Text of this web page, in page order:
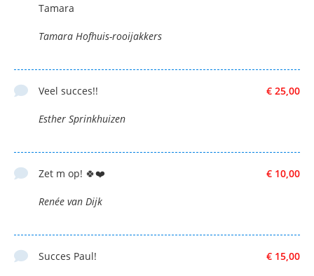
Tamara
Tamara Hofhuis-rooijakkers
€ 25,00
Veel succes!!
Esther Sprinkhuizen
€ 10,00
Zet m op! 🍀❤️
Renée van Dijk
€ 15,00
Succes Paul!